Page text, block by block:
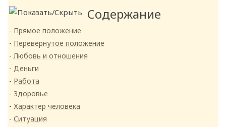
Содержание
Прямое положение
Перевернутое положение
Любовь и отношения
Деньги
Работа
Здоровье
Характер человека
Ситуация